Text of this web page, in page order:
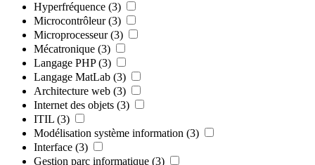
Hyperfréquence (3)
Microcontrôleur (3)
Microprocesseur (3)
Mécatronique (3)
Langage PHP (3)
Langage MatLab (3)
Architecture web (3)
Internet des objets (3)
ITIL (3)
Modélisation système information (3)
Interface (3)
Gestion parc informatique (3)